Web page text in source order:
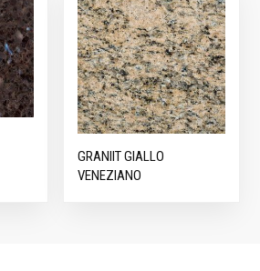
GRANIIT GIALLO
VENEZIANO